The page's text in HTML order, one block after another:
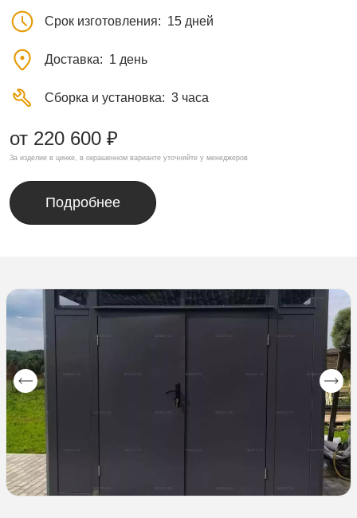
Срок изготовления 15 дней
Доставка 1 день
Сборка и установка 3 часа
от 220 600 ₽
За изделие в цинке, в окрашенном варианте уточняйте у менеджеров
Подробнее